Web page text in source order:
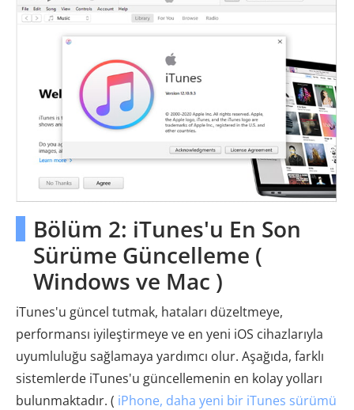
Bölüm 2: iTunes'u En Son
Sürüme Güncelleme (
Windows ve Mac )
iTunes'u güncel tutmak, hataları düzeltmeye,
performansı iyileştirmeye ve en yeni iOS cihazlarıyla
uyumluluğu sağlamaya yardımcı olur. Aşağıda, farklı
sistemlerde iTunes'u güncellemenin en kolay yolları
bulunmaktadır. ( iPhone, daha yeni bir iTunes sürümü